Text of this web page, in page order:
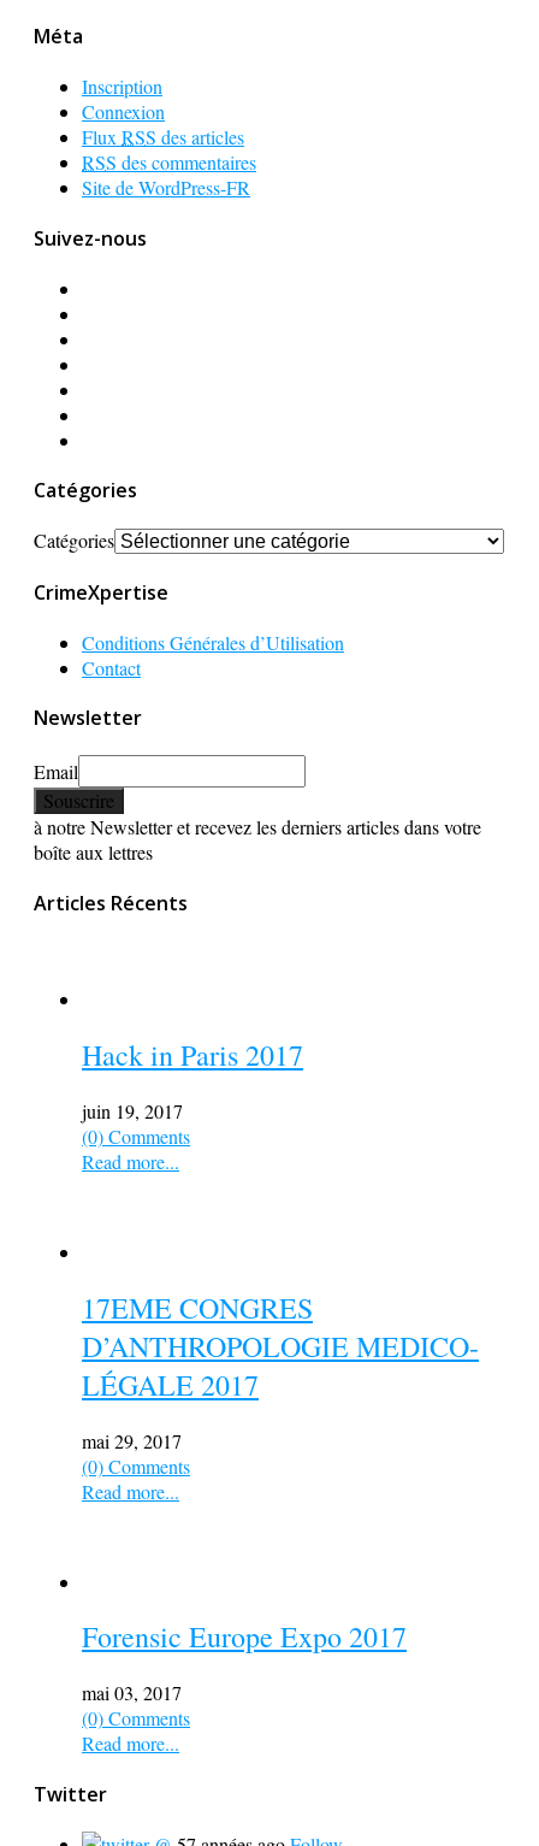
Méta
Inscription
Connexion
FluxRSS des articles
RSS des commentaires
Site de WordPress-FR
Suivez-nous
Catégories
Catégories
CrimeXpertise
Conditions Générales d’Utilisation
Contact
Newsletter
Email
à notre Newsletter et recevez les derniers articles dans votre
boîte aux lettres
Articles Récents
Hack in Paris 2017
juin 19, 2017
(0) Comments
Read more...
17EME CONGRES
D’ANTHROPOLOGIE MEDICO-
LÉGALE 2017
mai 29, 2017
(0) Comments
Read more...
Forensic Europe Expo 2017
mai 03, 2017
(0) Comments
Read more...
Twitter